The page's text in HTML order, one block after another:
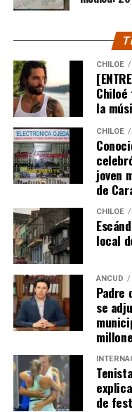
ceremonia y cantantes
participación familiar,
cada niño», añadió,
confiar en el jardín y
involucrados en este
Por su parte, Pablo
infantil, indicó que:
también aportamos
participando
colaborando en todo
La celebración del Día
Jardín Infantil Rayun
del establecimiento
niños y niñas,
fundamental en su
CHILOE
la
CHILOE
joven
de
CHILOE
local
ANCUD
Padre
se
de